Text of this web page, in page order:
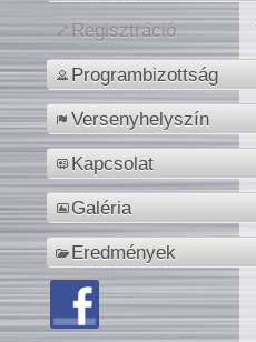
Regisztráció
Programbizottság
Versenyhelyszín
Kapcsolat
Galéria
Eredmények